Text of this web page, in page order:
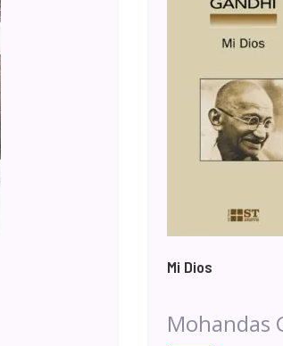
Mi Dios
Mohandas